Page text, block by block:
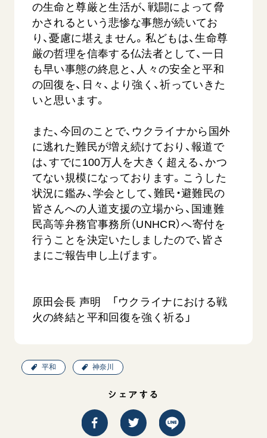
入会について
関連団体
道府県中心会館
聖教ブックストア
soka youth media
Soka Gakkai グローバルサイト
SGIピースサイト
SOKA PICKS
広島県 早志百…
2026.08.06
の生命と尊厳と生活が、戦闘によって脅
かされるという悲惨な事態が続いてお
り、憂慮に堪えません。私どもは、生命尊
厳の哲理を信奉する仏法者として、一日
も早い事態の終息と、人々の安全と平和
の回復を、日々、より強く、祈っていきた
いと思います。
また、今回のことで、ウクライナから国外
に逃れた難民が増え続けており、報道で
は、すでに100万人を大きく超える、かつ
てない規模になっております。こうした
状況に鑑み、学会として、難民・避難民の
皆さんへの人道支援の立場から、国連難
民高等弁務官事務所（UNHCR）へ寄付を
行うことを決定いたしましたので、皆さ
まにご報告申し上げます。
原田会長 声明 「ウクライナにおける戦
火の終結と平和回復を強く祈る」
平和 神奈川
シェアする